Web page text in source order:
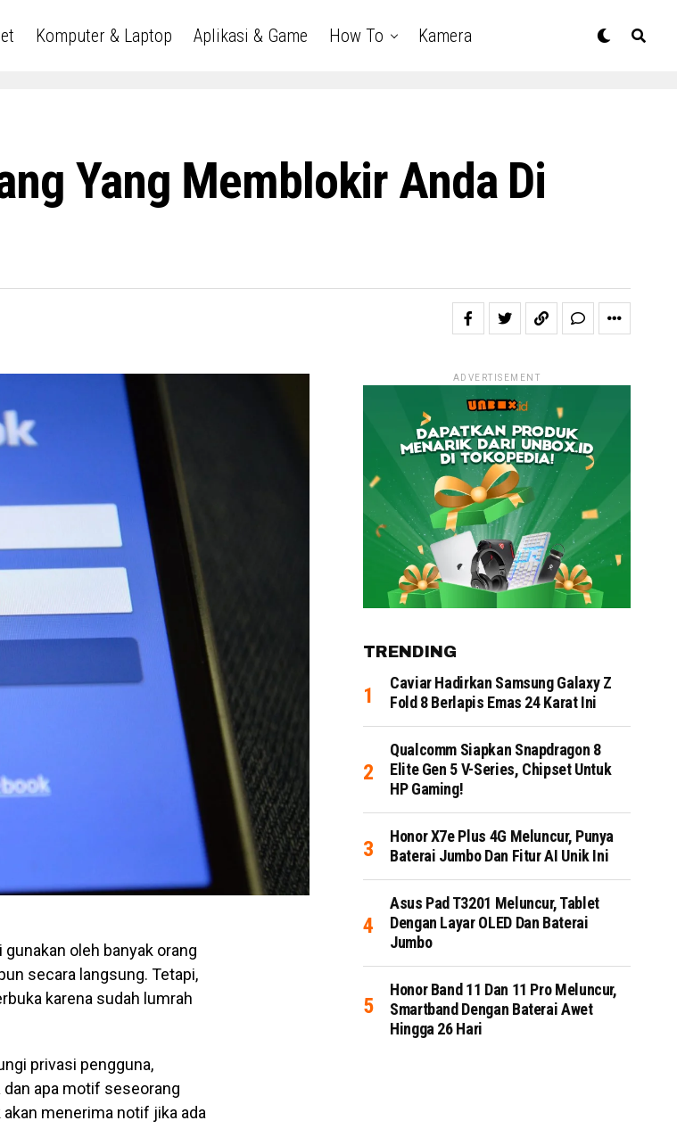
Komputer & Laptop Aplikasi & Game How To Kamera
Yang Memblokir Anda Di
oleh banyak orang
secara langsung. Tetapi,
karena sudah lumrah
privasi pengguna,
apa motif seseorang
menerima notif jika ada
ADVERTISEMENT
TRENDING
Caviar Hadirkan Samsung Galaxy Z
Fold 8 Berlapis Emas 24 Karat Ini
Qualcomm Siapkan Snapdragon 8
Elite Gen 5 V-Series, Chipset Untuk
HP Gaming!
Honor X7e Plus 4G Meluncur, Punya
Baterai Jumbo Dan Fitur AI Unik Ini
Asus Pad T3201 Meluncur, Tablet
Dengan Layar OLED Dan Baterai
Jumbo
Honor Band 11 Dan 11 Pro Meluncur,
Smartband Dengan Baterai Awet
Hingga 26 Hari